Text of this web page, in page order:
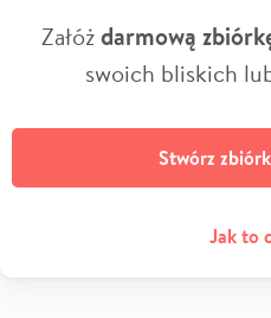
Załóżdarmową
swoich bliskich
Stwórz
Jak to